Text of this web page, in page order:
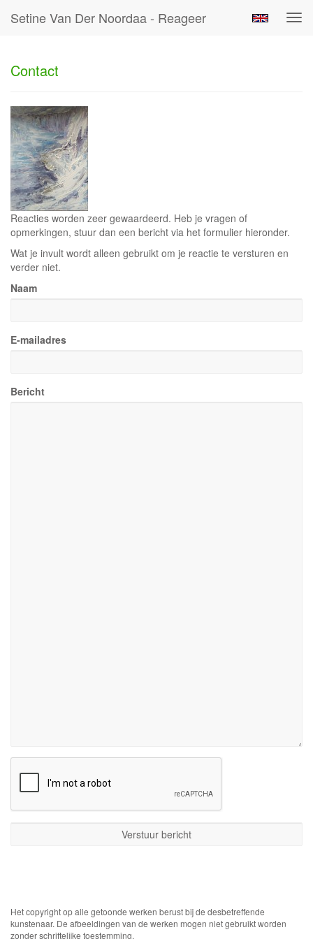
Setine Van Der Noordaa - Reageer
Contact
Reacties worden zeer gewaardeerd. Heb je vragen of
opmerkingen, stuur dan een bericht via het formulier hieronder.
Wat je invult wordt alleen gebruikt om je reactie te versturen en
verder niet.
Naam
E-mailadres
Bericht
Het copyright op alle getoonde werken berust bij de desbetreffende
kunstenaar. De afbeeldingen van de werken mogen niet gebruikt worden
zonder schriftelijke toestemming.